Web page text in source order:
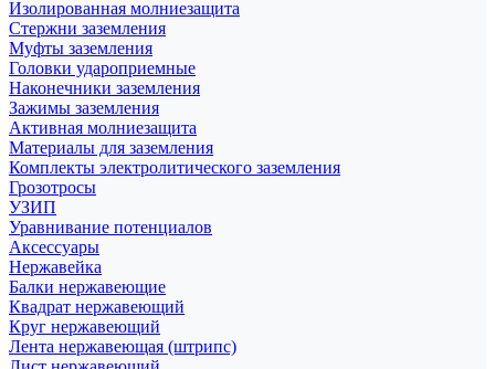
Изолированная молниезащита
Стержни заземления
Муфты заземления
Головки удароприемные
Наконечники заземления
Зажимы заземления
Активная молниезащита
Материалы для заземления
Комплекты электролитического заземления
Грозотросы
УЗИП
Уравнивание потенциалов
Аксессуары
Нержавейка
Балки нержавеющие
Квадрат нержавеющий
Круг нержавеющий
Лента нержавеющая (штрипс)